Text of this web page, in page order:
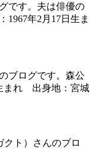
です。夫は俳優の
1967年2月17日生ま
ブログです。森公
まれ 出身地：宮城
ト）さんのブロ